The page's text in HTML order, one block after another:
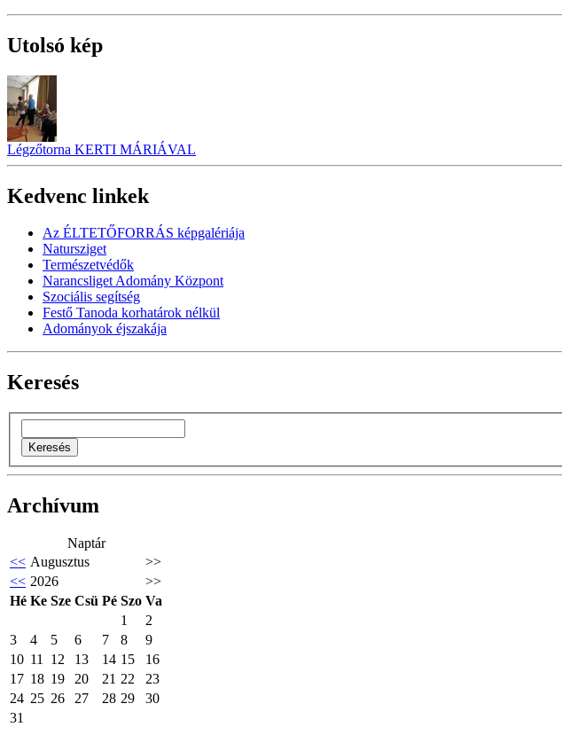
Utolsó kép
Légzőtorna KERTI MÁRIÁVAL
Kedvenc linkek
Az ÉLTETŐFORRÁS képgalériája
Natursziget
Természetvédők
Narancsliget Adomány Központ
Szociális segítség
Festő Tanoda korhatárok nélkül
Adományok éjszakája
Keresés
Archívum
Naptár
<< Augusztus
>>
<< 2026
>>
Hé Ke Sze Csü Pé Szo Va
1
2
3
4 5 6 7 8
9
10 11 12 13 14 15
16
17 18 19 20 21 22
23
24 25 26 27 28 29
30
31